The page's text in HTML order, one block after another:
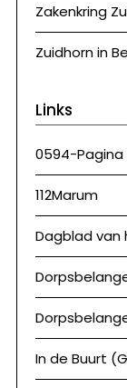
Zakenkring
Zuidhorn in
Links
0594-Pagina
112Marum
Dagblad van
In de Buurt